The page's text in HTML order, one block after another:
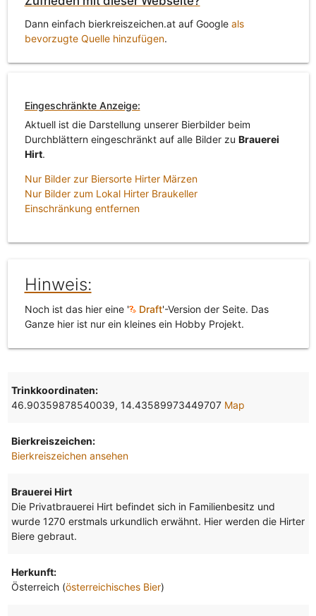
Dann einfach bierkreiszeichen.at auf Google als
bevorzugte Quelle hinzufügen.
Eingeschränkte Anzeige:
Aktuell ist die Darstellung unserer Bierbilder beim
Durchblättern eingeschränkt auf alle Bilder zu Brauerei
Hirt.
Nur Bilder zur Biersorte Hirter Märzen
Nur Bilder zum Lokal Hirter Braukeller
Einschränkung entfernen
Hinweis:
Noch ist das hier eine ' Draft'-Version der Seite. Das
Ganze hier ist nur ein kleines ein Hobby Projekt.
Trinkkoordinaten:
46.90359878540039, 14.43589973449707 Map
Bierkreiszeichen:
Bierkreiszeichen ansehen
Brauerei Hirt
Die Privatbrauerei Hirt befindet sich in Familienbesitz und
wurde 1270 erstmals urkundlich erwähnt. Hier werden die Hirter
Biere gebraut.
Herkunft:
Österreich (österreichisches Bier)